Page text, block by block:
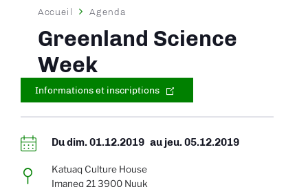
Fil
d'Ariane
Accueil Agenda
Greenland Science
Week
Informations et inscriptions
Dudim. 01.12.2019 au jeu. 05.12.2019
Katuaq Culture House
Imaneq 21 3900 Nuuk